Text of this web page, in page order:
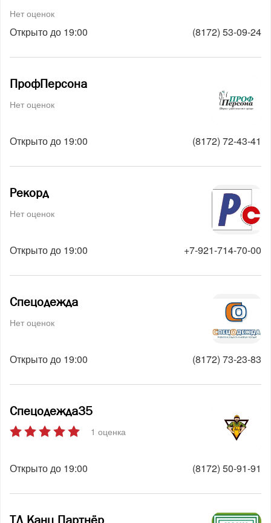
Нет оценок
Открыто до 19:00 (8172) 53-09-24
ПрофПерсона
Нет оценок
Открыто до 19:00 (8172) 72-43-41
Рекорд
Нет оценок
Открыто до 19:00 +7-921-714-70-00
Спецодежда
Нет оценок
Открыто до 19:00 (8172) 73-23-83
Спецодежда35
1 оценка
Открыто до 19:00 (8172) 50-91-91
ТД Канц Партнёр